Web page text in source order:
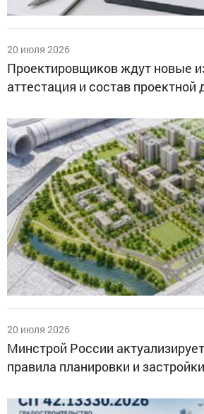
20 июля 2026
Проектировщиков ждут новые
аттестация и состав проектной
20 июля 2026
Минстрой России
правила планировки и